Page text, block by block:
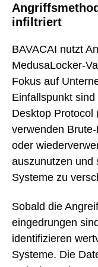
infiltriert
BAVACAI nutzt
MedusaLocker-
Fokus auf
Einfallspunkt
Desktop Protocol
verwenden
oder
auszunutzen und
Systeme zu
Sobald die
eingedrungen
identifizieren
Systeme. Die